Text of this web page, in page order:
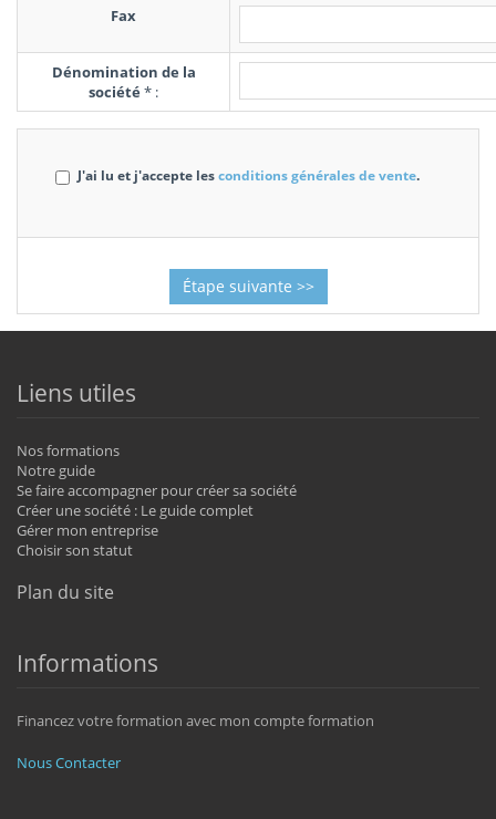
Fax
Dénomination de la
société * :
J'ai lu et j'accepte lesconditions générales de vente.
Liens utiles
Nos formations
Notre guide
Se faire accompagner pour créer sa société
Créer une société : Le guide complet
Gérer mon entreprise
Choisir son statut
Plan du site
Informations
Financez votre formation avec mon compte formation
Nous Contacter